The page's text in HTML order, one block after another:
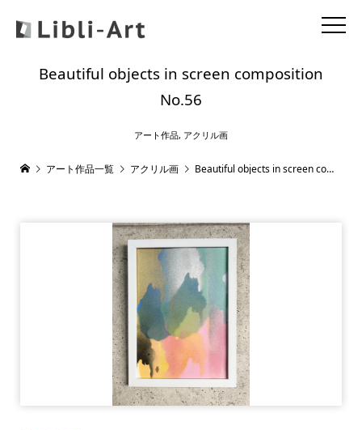
Beautiful objects in screen composition
No.56
アート作品, アクリル画
アート作品一覧 アクリル画 Beautiful objects in screen composition No.56